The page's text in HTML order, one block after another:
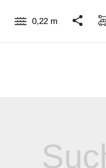
0,22 m
für: